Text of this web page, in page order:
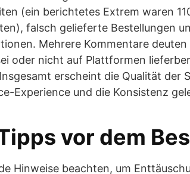
(ein berichtetes Extrem waren
falsch gelieferte Bestellungen
Mehrere Kommentare
oder nicht auf Plattformen
erscheint die Qualität der
Experience und die Konsistenz
vor dem
Hinweise beachten, um